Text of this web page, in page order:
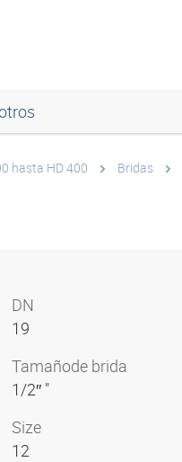
hasta HD 400 Bridas
DN
19
Tamañode brida
1/2″ "
Size
12